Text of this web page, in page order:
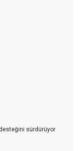
sürdürüyor